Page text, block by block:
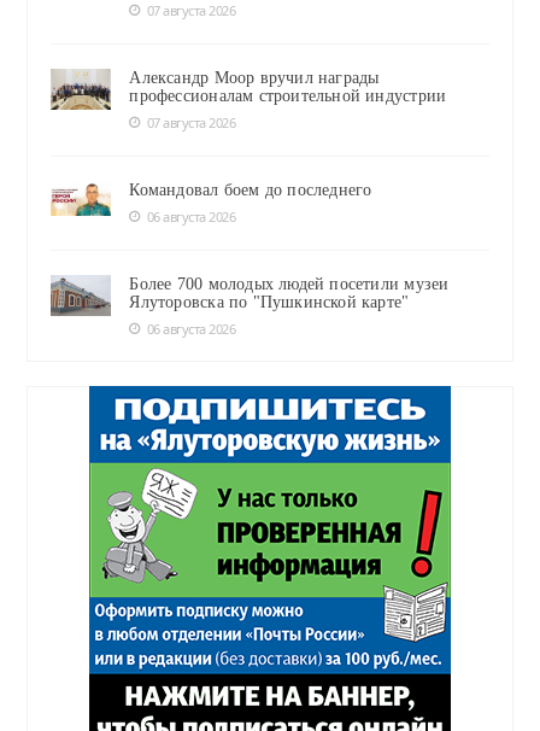
07 августа 2026
Александр Моор вручил награды
профессионалам строительной индустрии
07 августа 2026
Командовал боем до последнего
06 августа 2026
Более 700 молодых людей посетили музеи
Ялуторовска по "Пушкинской карте"
06 августа 2026